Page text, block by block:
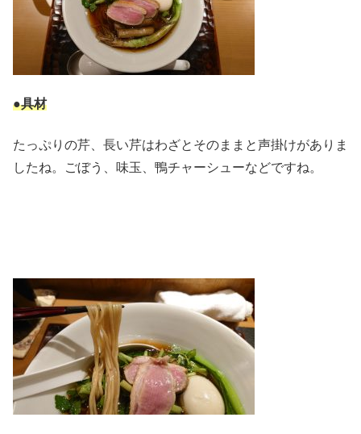
●具材
たっぷりの芹、長い芹はわざとそのままと声掛けがありま
したね。ごぼう、味玉、鴨チャーシューなどですね。